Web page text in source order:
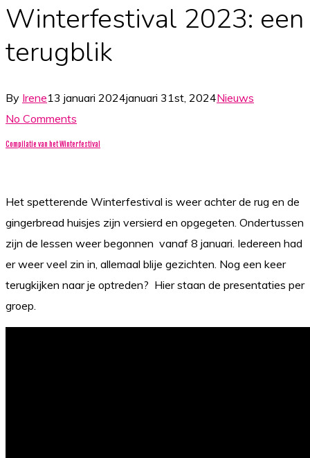
Winterfestival 2023: een
terugblik
By Irene13 januari 2024januari 31st, 2024Nieuws
No Comments
Compilatie van het Winterfestival
Het spetterende Winterfestival is weer achter de rug en de
gingerbread huisjes zijn versierd en opgegeten. Ondertussen
zijn de lessen weer begonnen vanaf 8 januari. Iedereen had
er weer veel zin in, allemaal blije gezichten. Nog een keer
terugkijken naar je optreden? Hier staan de presentaties per
groep.